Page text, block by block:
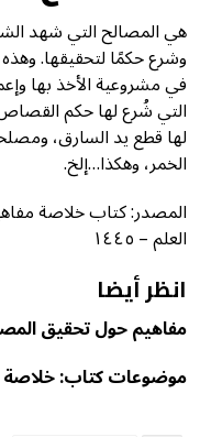
هي المصالح التي شهد
وشرع حكمًا لتحقيقها.
في مشروعية الأخذ بها
التي شُرع لها حكم
لها قطع يد السارق،
الخمر، وهكذا…إلخ.
المصدر: كتاب خلاصة
العلم – ١٤٤٥
انظر أيضا
مفاهيم حول تحقيق
موضوعات كتاب: خلاصة